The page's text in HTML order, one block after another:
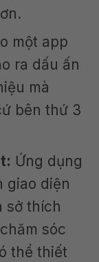
một app
ra dấu ấn
mà
bên thứ 3
Ứng dụng
giao diện
sở thích
sóc
thể thiết